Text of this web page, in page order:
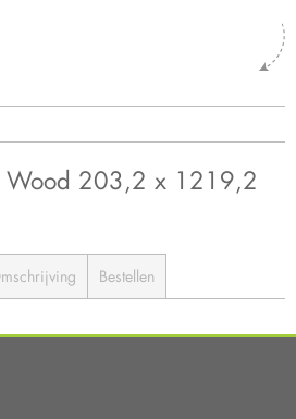
Wood 203,2 x 1219,2
Bestellen